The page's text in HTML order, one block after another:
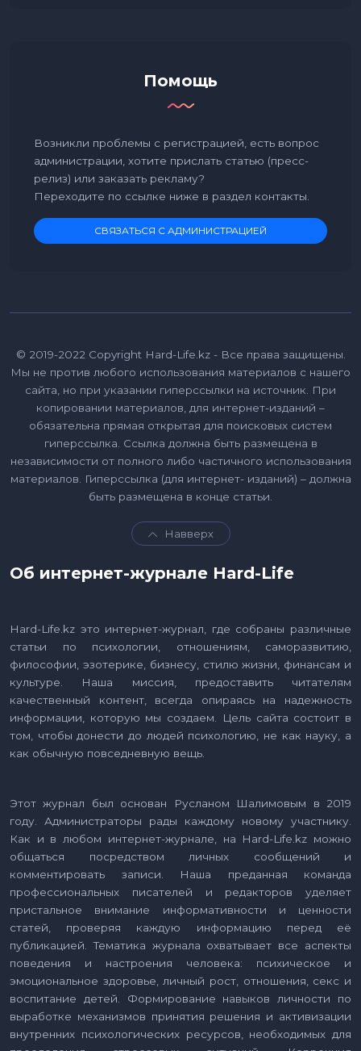
Помощь
Возникли проблемы с регистрацией, есть вопрос
администрации, хотите прислать статью (пресс-
релиз) или заказать рекламу?
Переходите по ссылке ниже в раздел контакты.
СВЯЗАТЬСЯ С АДМИНИСТРАЦИЕЙ
© 2019-2022 Copyright Hard-Life.kz - Все права защищены.
Мы не против любого использования материалов с нашего
сайта, но при указании гиперссылки на источник. При
копировании материалов, для интернет-изданий –
обязательна прямая открытая для поисковых систем
гиперссылка. Ссылка должна быть размещена в
независимости от полного либо частичного использования
материалов. Гиперссылка (для интернет- изданий) – должна
быть размещена в конце статьи.
Навверх
Об интернет-журнале Hard-Life
Hard-Life.kz это интернет-журнал, где собраны различные
статьи по психологии, отношениям, саморазвитию,
философии, эзотерике, бизнесу, стилю жизни, финансам и
культуре. Наша миссия, предоставить читателям
качественный контент, всегда опираясь на надежность
информации, которую мы создаем. Цель сайта состоит в
том, чтобы донести до людей психологию, не как науку, а
как обычную повседневную вещь.
Этот журнал был основан Русланом Шалимовым в 2019
году. Администраторы рады каждому новому участнику.
Как и в любом интернет-журнале, на Hard-Life.kz можно
общаться посредством личных сообщений и
комментировать записи. Наша преданная команда
профессиональных писателей и редакторов уделяет
пристальное внимание информативности и ценности
статей, проверяя каждую информацию перед её
публикацией. Тематика журнала охватывает все аспекты
поведения и настроения человека: психическое и
эмоциональное здоровье, личный рост, отношения, секс и
воспитание детей. Формирование навыков личности по
выработке механизмов принятия решения и активизации
внутренних психологических ресурсов, необходимых для